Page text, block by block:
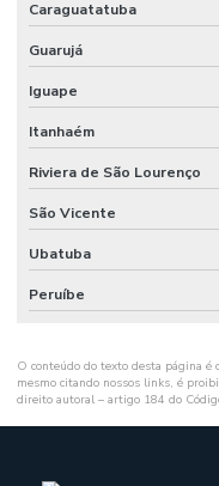
Caraguatatuba
Guarujá
Iguape
Itanhaém
Riviera de São Lourenço
São Vicente
Ubatuba
Peruíbe
O conteúdo do texto desta página é
mesmo citando nossos links, é
direito autoral – artigo 184 do